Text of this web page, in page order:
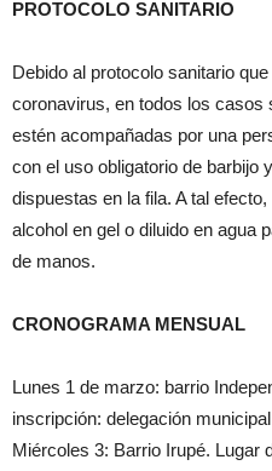
PROTOCOLO SANITARIO
Debido al protocolo sanitario
coronavirus, en todos los casos
estén acompañadas por una
con el uso obligatorio de barbijo
dispuestas en la fila. A tal
alcohol en gel o diluido en agua
de manos.
CRONOGRAMA MENSUAL
Lunes 1 de marzo: barrio
inscripción: delegación
Miércoles 3: Barrio Irupé. Lugar